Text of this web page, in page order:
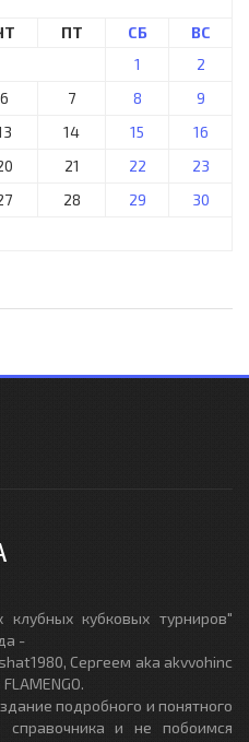
ПТ СБ
ВС
1
2
6 7 8
9
14 15
16
21 22
23
28 29
30
клубных кубковых турниров"
-
Сергеем aka akvvohinc
подробного и понятного
справочника и не побоимся